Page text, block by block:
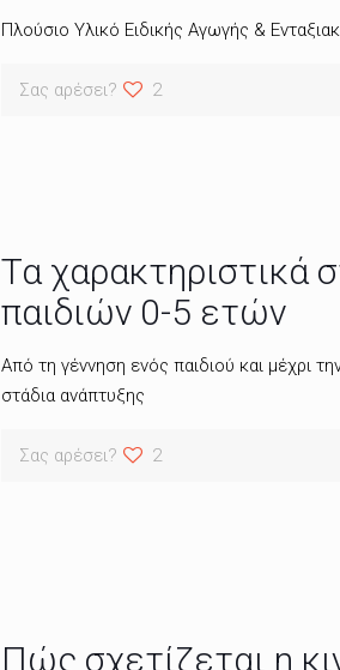
Πλούσιο Υλικό Ειδικής Αγωγής &
Σας αρέσει? 2
Τα χαρακτηριστικά
παιδιών 0-5 ετών
Από τη γέννηση ενός παιδιού και μέχρι
στάδια ανάπτυξης
Σας αρέσει? 2
Πώς σχετίζεται η